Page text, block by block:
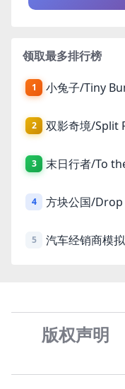
领取最多排行榜
1 小兔子/Tiny
2
3 末日行者/To
4 方块公国/
5 汽车经销商模
版权声明